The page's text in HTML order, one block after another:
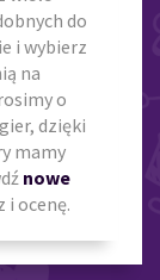
do
i wybierz
na
o
dzięki
mamy
nowe
i ocenę.